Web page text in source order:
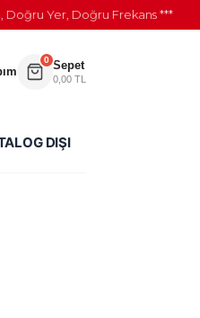
Yer, Doğru Frekans ***
0 Sepet
0,00 TL
DIŞI